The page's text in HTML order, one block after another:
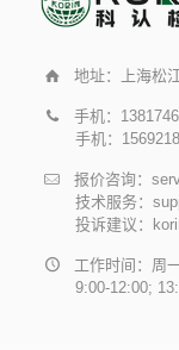
地址：上海松
手机：
手机：
报价咨询：
技术服务：
投诉建议：
工作时间：周
9:00-12:00;